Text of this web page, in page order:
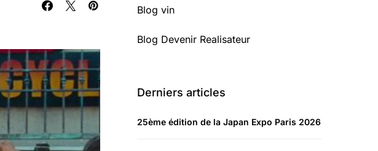
Blog vin
Blog Devenir Realisateur
Derniers articles
25ème édition de la Japan Expo Paris 2026